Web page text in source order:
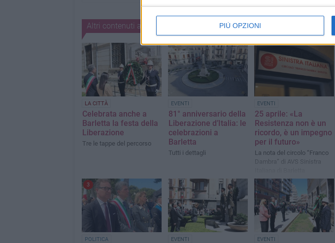
PIÙ OPZIONI
Altri contenuti a tema
LA CITTÀ
Celebrata anche a
Barletta la festa della
Liberazione
Tre le tappe del percorso
EVENTI
81° anniversario della
Liberazione d’Italia: le
celebrazioni a
Barletta
Tutti i dettagli
EVENTI
25 aprile: «La
Resistenza non è un
ricordo, è un impegno
per il futuro»
La nota del circolo “Franco
Dambra” di AVS Sinistra
3
POLITICA EVENTI EVENTI